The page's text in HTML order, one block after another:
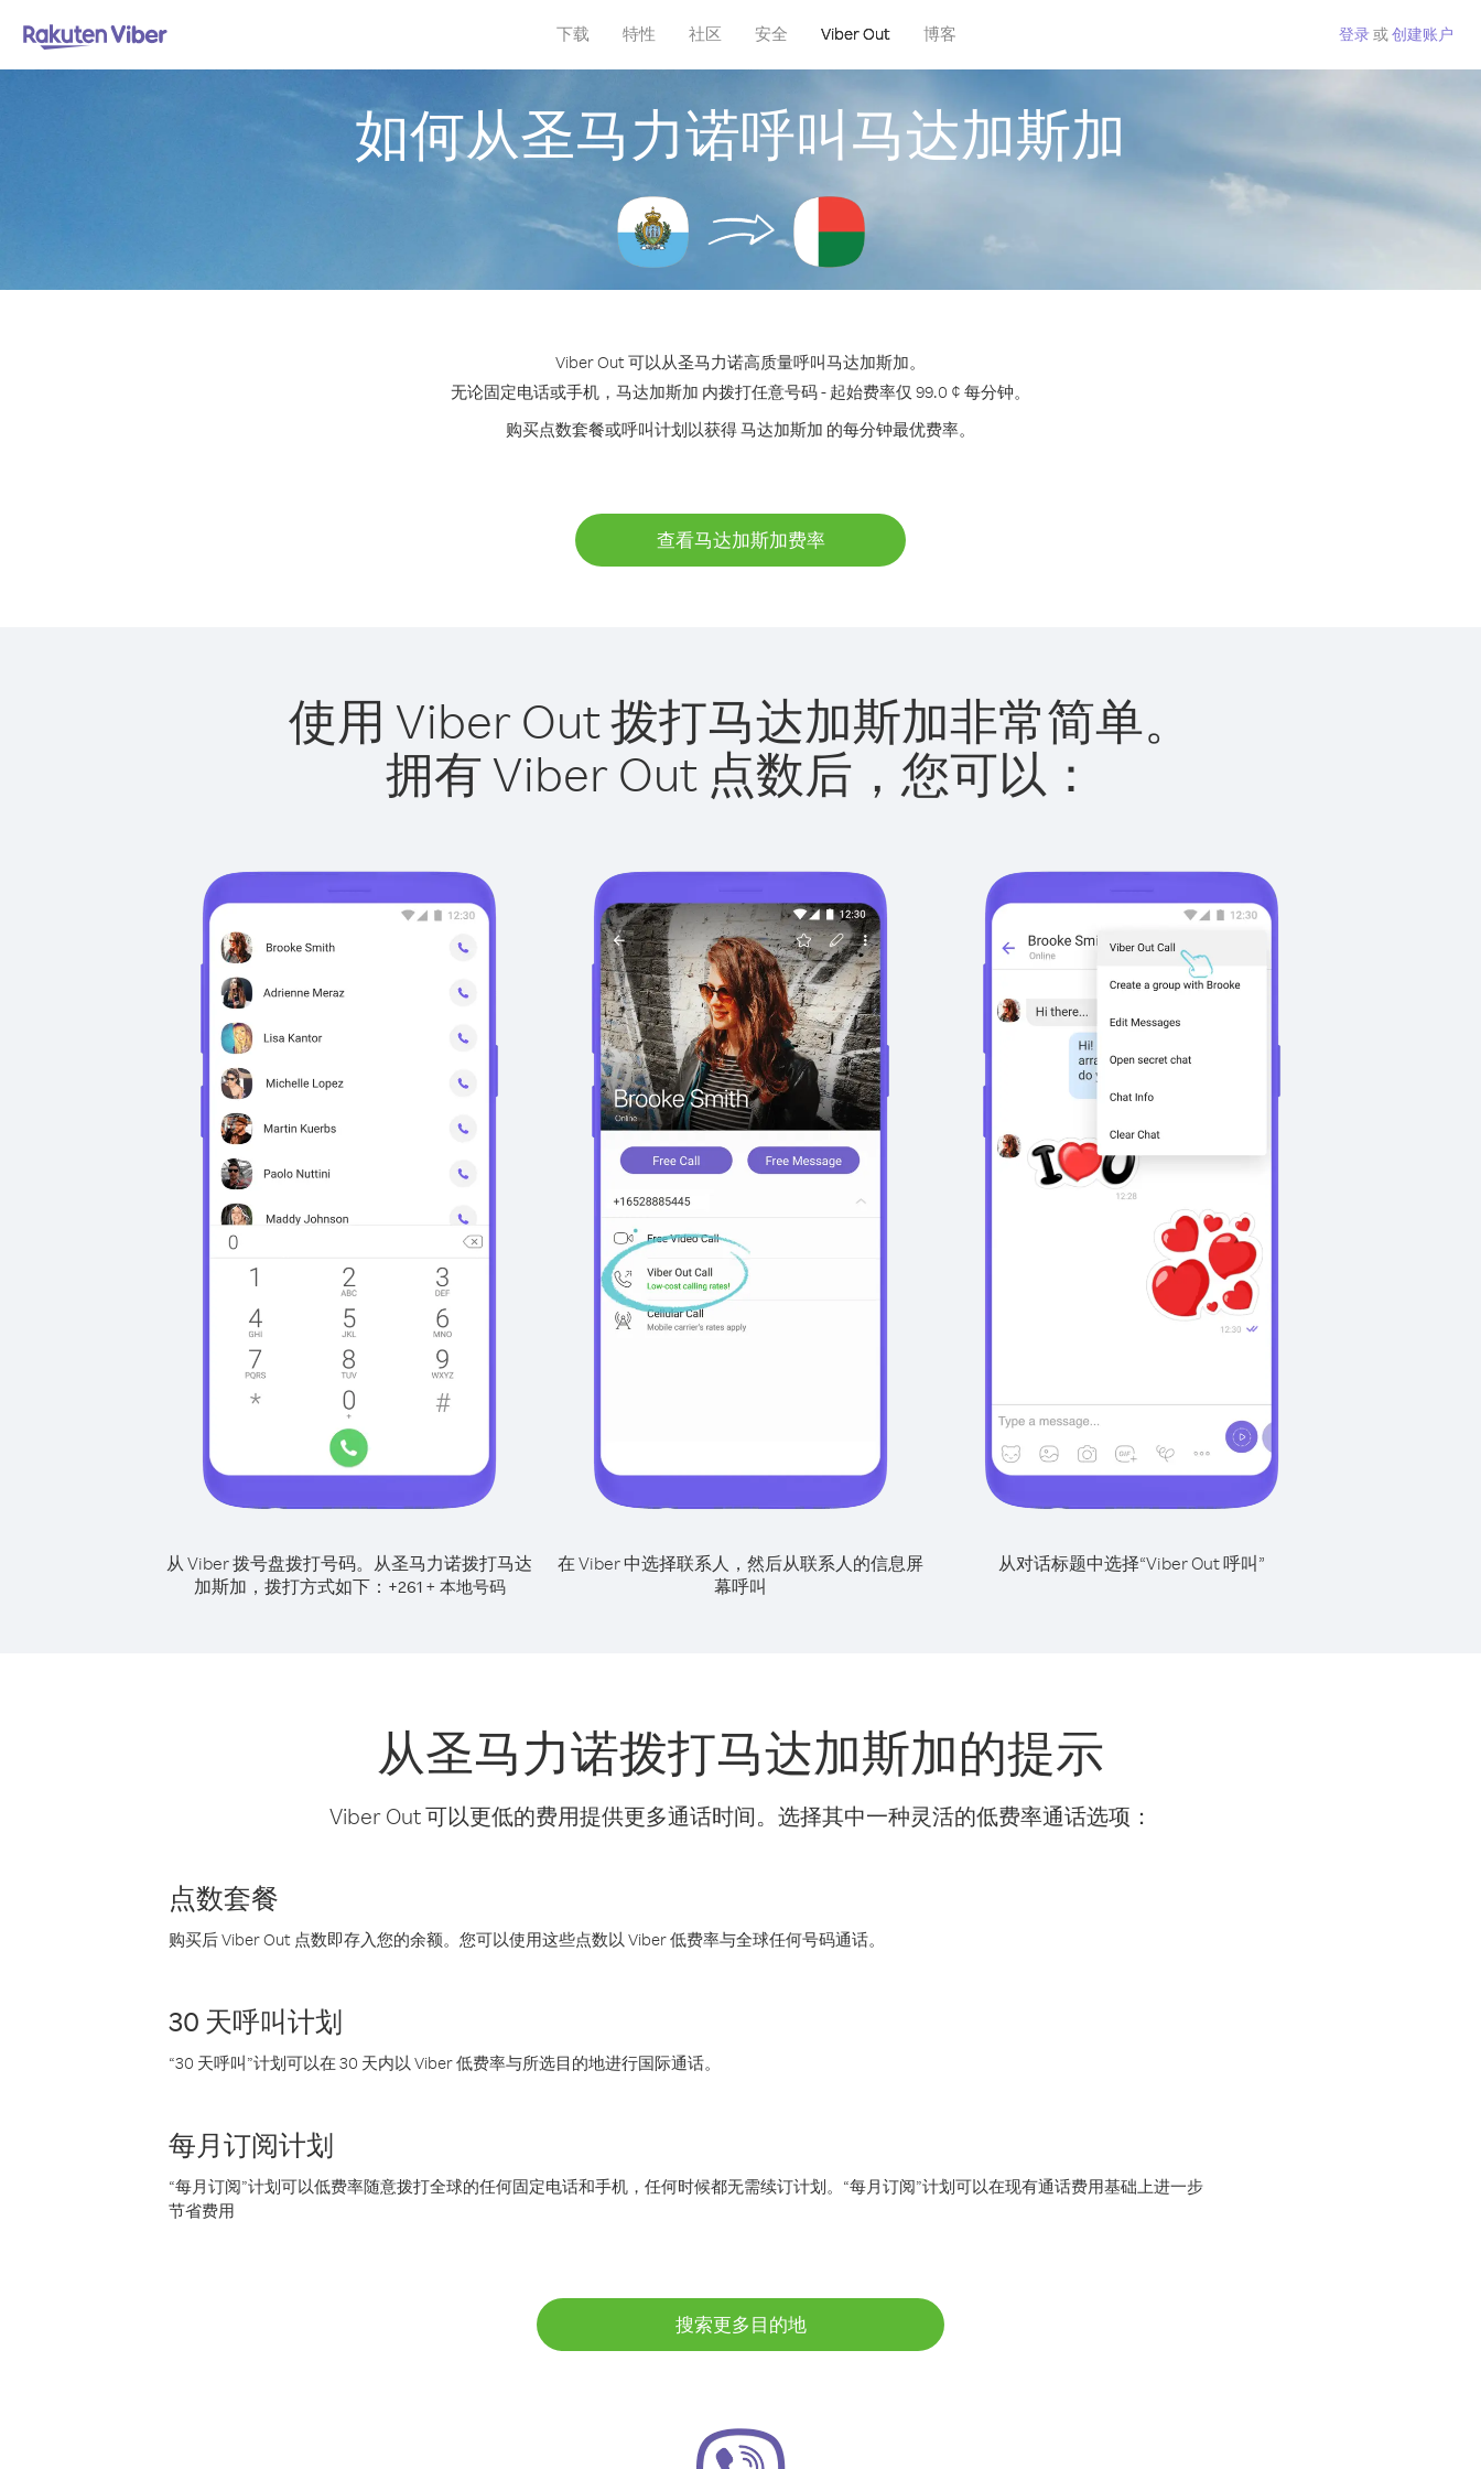
下载 特性 社区 安全 Viber Out 博客 登录或创建账户
如何从圣马力诺呼叫马达加斯加
Viber Out 可以从圣马力诺高质量呼叫马达加斯加。
无论固定电话或手机，马达加斯加 内拨打任意号码 - 起始费率仅 99.0 ¢ 每分钟。
购买点数套餐或呼叫计划以获得 马达加斯加 的每分钟最优费率。
查看马达加斯加费率
使用 Viber Out 拨打马达加斯加非常简单。
拥有 Viber Out 点数后，您可以：
从 Viber 拨号盘拨打号码。 从圣马力诺拨打马达
加斯加，拨打方式如下： +261+ 本地号码
在 Viber 中选择联系人，然后从联系人的信息屏
幕呼叫
从对话标题中选择“Viber Out 呼叫”
从圣马力诺拨打马达加斯加的提示
Viber Out 可以更低的费用提供更多通话时间。选择其中一种灵活的低费率通话选项：
点数套餐
购买后 Viber Out 点数即存入您的余额。您可以使用这些点数以 Viber 低费率与全球任何号码通话。
30 天呼叫计划
“30 天呼叫”计划可以在 30 天内以 Viber 低费率与所选目的地进行国际通话。
每月订阅计划
“每月订阅”计划可以低费率随意拨打全球的任何固定电话和手机，任何时候都无需续订计划。“每月订阅”计划可以在现有通话费用基础上进一步
节省费用
搜索更多目的地